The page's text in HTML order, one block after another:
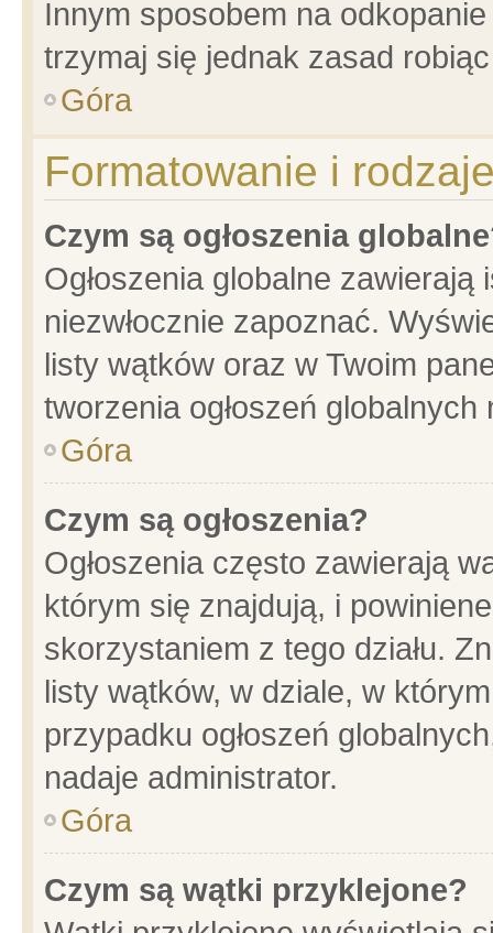
Innym sposobem na
trzymaj się jednak zasad
Góra
Formatowanie i
Czym są ogłoszenia
Ogłoszenia globalne
niezwłocznie zapoznać.
listy wątków oraz w Twoim
tworzenia ogłoszeń
Góra
Czym są ogłoszenia?
Ogłoszenia często zawierają
którym się znajdują, i
skorzystaniem z tego działu.
listy wątków, w dziale, w
przypadku ogłoszeń
nadaje administrator.
Góra
Czym są wątki przyklejone?